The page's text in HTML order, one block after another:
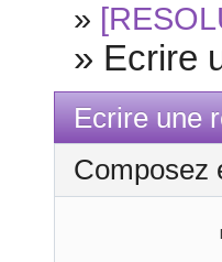
»
» Ecrire
Ecrire une
Composez